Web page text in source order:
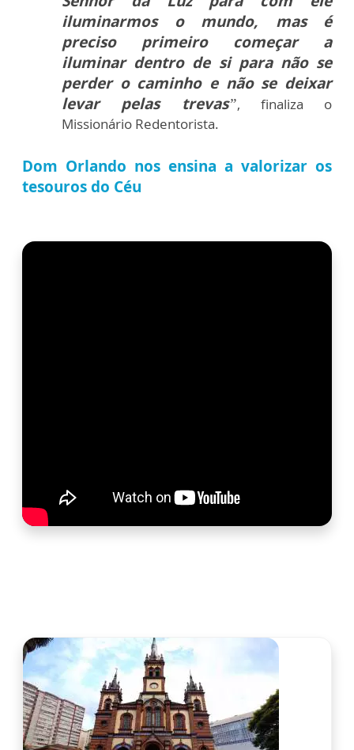
iluminarmos o mundo, mas é
preciso primeiro começar a
iluminar dentro de si para não se
perder o caminho e não se deixar
levar pelas trevas”, finaliza o
Missionário Redentorista.
Dom Orlando nos ensina a valorizar os
tesouros do Céu